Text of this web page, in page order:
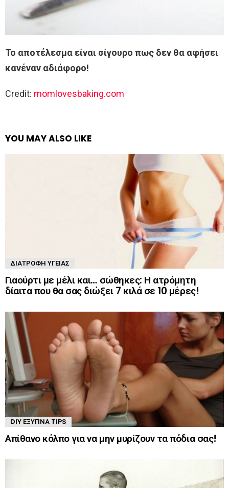
Το αποτέλεσμα είναι σίγουρο πως δεν θα αφήσει
κανέναν αδιάφορο!
Credit: momlovesbaking.com
YOU MAY ALSO LIKE
ΔΙΑΤΡΟΦΉ ΥΓΕΊΑΣ
Γιαούρτι με μέλι και… σώθηκες: Η ατρόμητη
δίαιτα που θα σας διώξει 7 κιλά σε 10 μέρες!
DIY ΈΞΥΠΝΑ TIPS
Απίθανο κόλπο για να μην μυρίζουν τα πόδια σας!